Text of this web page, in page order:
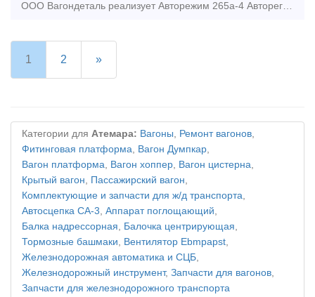
ООО Вагондеталь реализует Авторежим 265а-4 Авторегулятор РТРП-675М Лента скоростемерная СЛ.00.00.35 Балочка центрирующая 106.00.011-2, 106.00.011-0 Башмак Горочный 87.39.00с
1 2 »
Категории для Атемара: Вагоны, Ремонт вагонов,
Фитинговая платформа, Вагон Думпкар,
Вагон платформа, Вагон хоппер, Вагон цистерна,
Крытый вагон, Пассажирский вагон,
Комплектующие и запчасти для ж/д транспорта,
Автосцепка СА-3, Аппарат поглощающий,
Балка надрессорная, Балочка центрирующая,
Тормозные башмаки, Вентилятор Ebmpapst,
Железнодорожная автоматика и СЦБ,
Железнодорожный инструмент, Запчасти для вагонов,
Запчасти для железнодорожного транспорта